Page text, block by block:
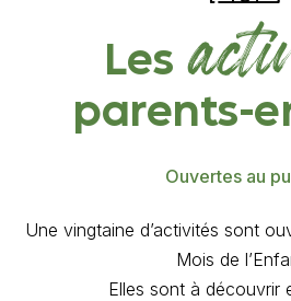
Les
parents-
Ouvertes au
Une vingtaine d’activités sont
Mois de
Elles sont à découvrir